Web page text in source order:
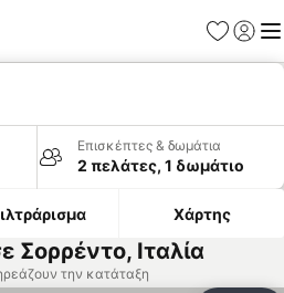
Επισκέπτες & δωμάτια
2 πελάτες, 1 δωμάτιο
Χάρτης
Σορρέντο, Ιταλία
την κατάταξη